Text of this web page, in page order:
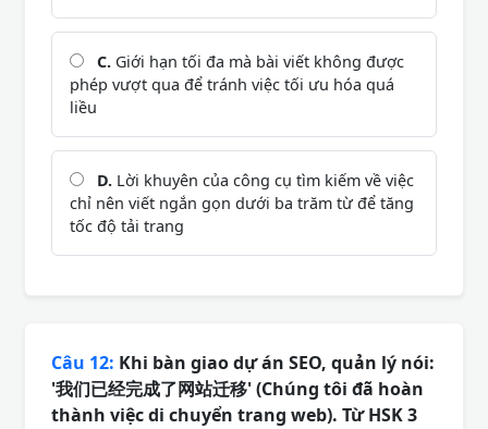
C. Giới hạn tối đa mà bài viết không được
phép vượt qua để tránh việc tối ưu hóa quá
liều
D. Lời khuyên của công cụ tìm kiếm về việc
chỉ nên viết ngắn gọn dưới ba trăm từ để tăng
tốc độ tải trang
Câu 12: Khi bàn giao dự án SEO, quản lý nói:
'我们已经完成了网站迁移' (Chúng tôi đã hoàn
thành việc di chuyển trang web). Từ HSK 3